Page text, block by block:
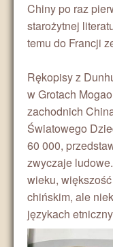
Chiny po raz
starożytnej
temu do Francji
Rękopisy z
w Grotach
zachodnich
Światowego
60 000,
zwyczaje
wieku,
chińskim, ale
językach